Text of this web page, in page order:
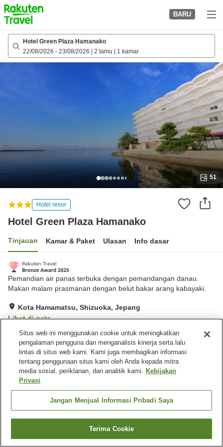
to
top
page
BARU
Hotel Green Plaza Hamanako
22/08/2026 - 23/08/2026 2 tamu 1 kamar
51
Hotel resor
Hotel Green Plaza Hamanako
Tinjauan Kamar & Paket Ulasan Info dasar
Pemandian air panas terbuka dengan pemandangan danau.
Makan malam prasmanan dengan belut bakar arang kabayaki.
Kota Hamamatsu, Shizuoka, Jepang
Lihat di peta
Sangat baik Ulasan:376
Fasilitas properti
Tempat parkir
Beranda Jepang Shizuoka
Kota Hamamatsu
Cari kamar
Situs web ini menggunakan cookie untuk meningkatkan
pengalaman pengguna dan menganalisis kinerja serta lalu
lintas di situs web kami. Kami juga membagikan informasi
tentang penggunaan situs kami oleh Anda kepada mitra
media sosial, periklanan, dan analitik kami. Kebijakan
Privasi
Jangan Menjual Informasi Pribadi Saya
Terima Cookie